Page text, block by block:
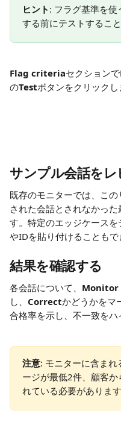
ヒント : フラグ基準を
する前にテストするこ
Flag criteriaセクションで
のTestボタンをクリックし
サンプル会話をレ
既存のモニターでは、こ
された会話とされなかっ
す。特定のエッジケース
やIDを貼り付けることもで
結果を確認する
各会話について、 Monitor
し、 Correctかどうかをマ
合格率を示し、不一致をハ
注意: モニターに含ま
ージが最低2件、顧客
れている必要があります